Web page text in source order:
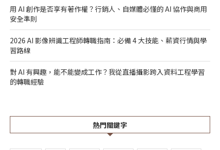
用 AI 創作是否享有著作權？行銷人、自媒體必懂的 AI 協作與商用
安全準則
2026 AI 影像辨識工程師轉職指南：必備 4 大技能、薪資行情與學
習路線
對 AI 有興趣，能不能變成工作？我從直播攝影跨入資料工程學習
的轉職經驗
熱門關鍵字